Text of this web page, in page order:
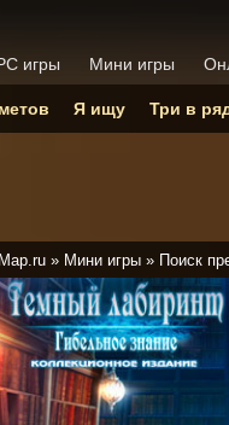
» Мини игры » Поиск
игры Мини игры
Я ищу Три в